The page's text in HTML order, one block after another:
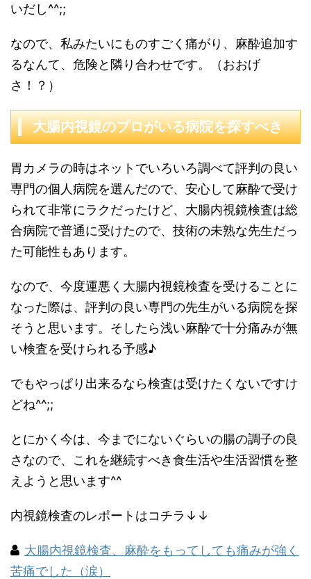
いだし^^;;
なので、私みたいにものすごく痛がり、麻酔追加す
るなんて、危険と隣り合わせです。（おおげ
さ！？）
大腸内視鏡のプロがいる病院を探すべき
胃カメラの時はネットでいろいろ調べて評判の良い
専門の個人病院を選んだので、安心して麻酔で受け
られて非常にラクだったけど、大腸内視鏡検査は総
合病院で普通に受けたので、技術の未熟な先生だっ
た可能性もあります。
なので、今度運悪く大腸内視鏡検査を受けることに
なった際は、評判の良い専門の先生がいる病院を探
そうと思います。そしたら浅い麻酔で十分痛みが無
い検査を受けられる予感♪
でもやっぱり出来るなら検査は受けたくないですけ
どね^^;;
とにかく今は、今までにないぐらいの腸の調子の良
さなので、これを継続すべき食生活や生活習慣を整
えようと思います^^
内視鏡検査のレポートはコチラ↓↓
大腸内視鏡検査、麻酔をもってしても痛みが強く
苦痛でした（涙）